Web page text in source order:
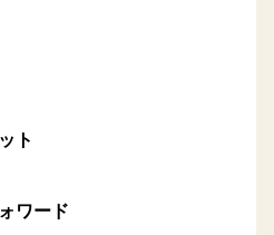
ト
ワード